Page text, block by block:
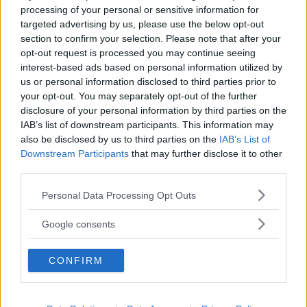
processing of your personal or sensitive information for
targeted advertising by us, please use the below opt-out
section to confirm your selection. Please note that after your
opt-out request is processed you may continue seeing
interest-based ads based on personal information utilized by
us or personal information disclosed to third parties prior to
your opt-out. You may separately opt-out of the further
disclosure of your personal information by third parties on the
IAB’s list of downstream participants. This information may
also be disclosed by us to third parties on the IAB’s List of
Downstream Participants that may further disclose it to other
Please note that this website/app uses one or more Google
not limited to your visit or usage behaviour. You may click to
use your data for below specified purposes in below Google
consent section.
Personal Data Processing Opt Outs
Google consents
CONFIRM
Läs Frias efterträdare!
Syreär Sveriges enda gröna dagstidning som
finns både digitalt och i tryck.
pauser och arbeta underbemannade, vilket gör oss
sjuka. Det finns lagar kring det här men folk känner
inte till dem, de snackar inte ihop sig. På nästan alla
arbetsplatser skulle man behöva ha tio anställda när det
är nio. Vore det så skulle det inte finnas någon
arbetslöshet. Där önskar jag att vi kollektivt skulle sätta
ner fötterna överallt.
lyder ”Tänk på de arbetslösa, maska mera”.
att inte stressa utan se till att ta sina raster och pauser.
Inte se det som självklart att man ska ta de där